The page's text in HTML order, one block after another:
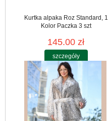
Kurtka alpaka Roz Standard, 1
Kolor Paczka 3 szt
145.00 zł
szczegóły